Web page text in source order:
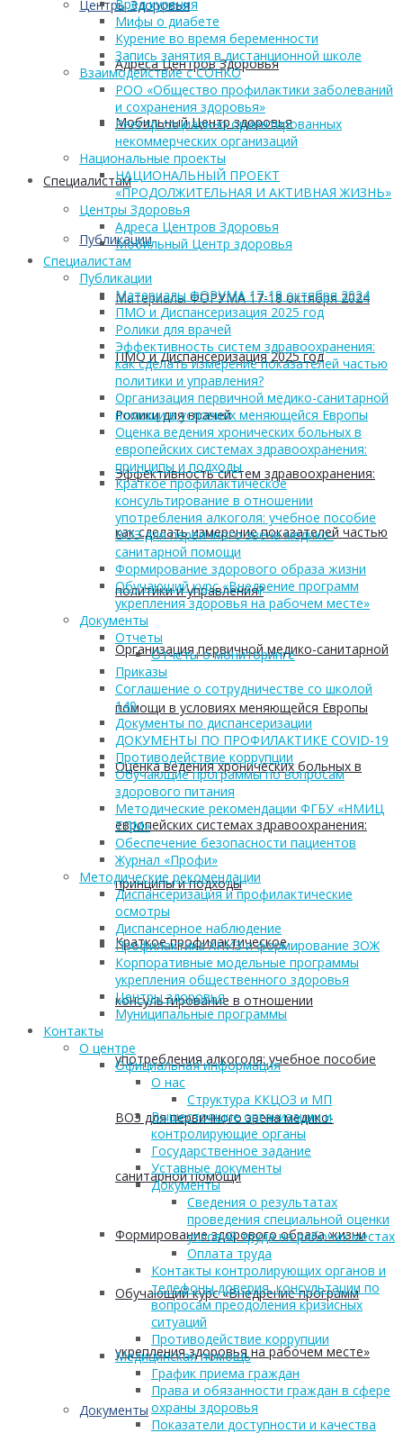
Центры Здоровья
Адреса Центров Здоровья
Мобильный Центр здоровья
Cпециалистам
Публикации
Материалы ФОРУМА 17-18 октября 2024
ПМО и Диспансеризация 2025 год
Ролики для врачей
Эффективность систем здравоохранения:
как сделать измерение показателей частью
политики и управления?
Организация первичной медико-санитарной
помощи в условиях меняющейся Европы
Оценка ведения хронических больных в
европейских системах здравоохранения:
принципы и подходы
Краткое профилактическое
консультирование в отношении
употребления алкоголя: учебное пособие
ВОЗ для первичного звена медико-
санитарной помощи
Формирование здорового образа жизни
Обучающий курс «Внедрение программ
укрепления здоровья на рабочем месте»
Документы
Вред курения
Мифы о диабете
Курение во время беременности
Запись занятия в дистанционной школе
Взаимодействие с СОНКО
РОО «Общество профилактики заболеваний
и сохранения здоровья»
Реестр социально ориентированных
некоммерческих организаций
Национальные проекты
НАЦИОНАЛЬНЫЙ ПРОЕКТ
«ПРОДОЛЖИТЕЛЬНАЯ И АКТИВНАЯ ЖИЗНЬ»
Центры Здоровья
Адреса Центров Здоровья
Мобильный Центр здоровья
Cпециалистам
Публикации
Материалы ФОРУМА 17-18 октября 2024
ПМО и Диспансеризация 2025 год
Ролики для врачей
Эффективность систем здравоохранения:
как сделать измерение показателей частью
политики и управления?
Организация первичной медико-санитарной
помощи в условиях меняющейся Европы
Оценка ведения хронических больных в
европейских системах здравоохранения:
принципы и подходы
Краткое профилактическое
консультирование в отношении
употребления алкоголя: учебное пособие
ВОЗ для первичного звена медико-
санитарной помощи
Формирование здорового образа жизни
Обучающий курс «Внедрение программ
укрепления здоровья на рабочем месте»
Документы
Отчеты
Отчеты о мониторинге
Приказы
Соглашение о сотрудничестве со школой
149
Документы по диспансеризации
ДОКУМЕНТЫ ПО ПРОФИЛАКТИКЕ COVID-19
Противодействие коррупции
Обучающие программы по вопросам
здорового питания
Методические рекомендации ФГБУ «НМИЦ
ТПМ»
Обеспечение безопасности пациентов
Журнал «Профи»
Методические рекомендации
Диспансеризация и профилактические
осмотры
Диспансерное наблюдение
Профилактика ХНИЗ и формирование ЗОЖ
Корпоративные модельные программы
укрепления общественного здоровья
Центры здоровья
Муниципальные программы
Контакты
О центре
Официальная информация
О нас
Структура ККЦОЗ и МП
Вышестоящие организации и
контролирующие органы
Государственное задание
Уставные документы
Документы
Сведения о результатах
проведения специальной оценки
условий труда на рабочих местах
Оплата труда
Контакты контролирующих органов и
телефоны доверия, консультации по
вопросам преодоления кризисных
ситуаций
Противодействие коррупции
Медицинская помощь
График приема граждан
Права и обязанности граждан в сфере
охраны здоровья
Показатели доступности и качества